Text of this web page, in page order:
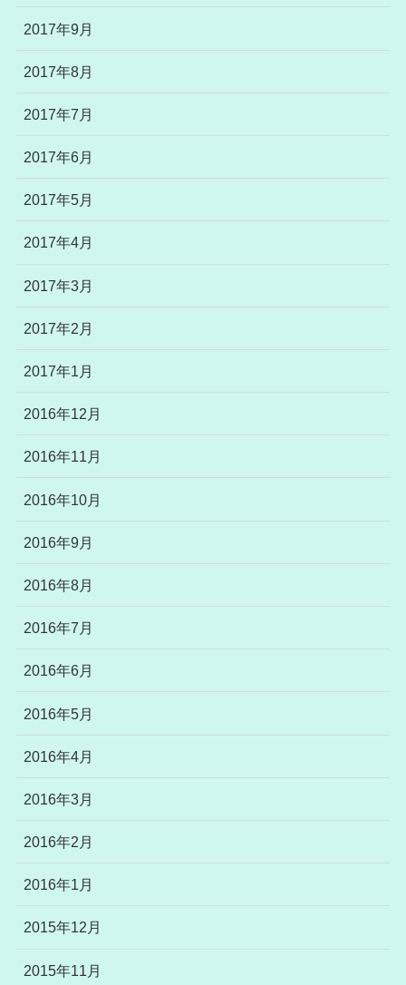
2017年9月
2017年8月
2017年7月
2017年6月
2017年5月
2017年4月
2017年3月
2017年2月
2017年1月
2016年12月
2016年11月
2016年10月
2016年9月
2016年8月
2016年7月
2016年6月
2016年5月
2016年4月
2016年3月
2016年2月
2016年1月
2015年12月
2015年11月